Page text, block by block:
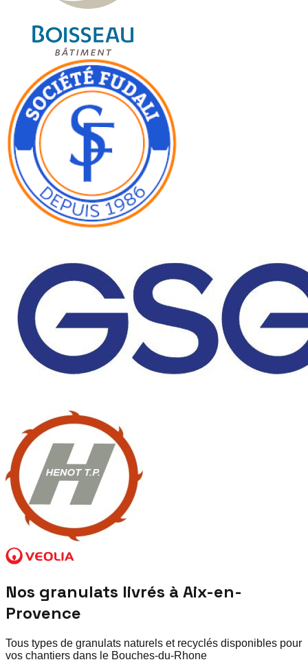
Nos granulats livrés à Aix-en-
Provence
Tous types de granulats naturels et recyclés disponibles pour
vos chantiers dans le Bouches-du-Rhone